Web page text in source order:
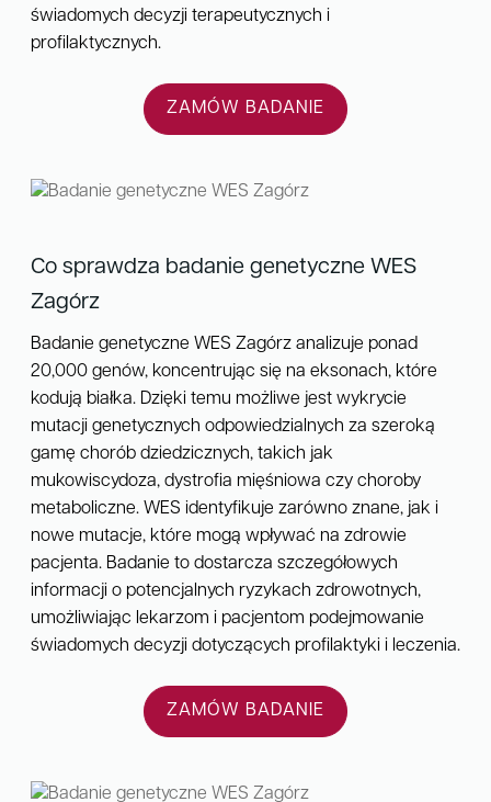
świadomych decyzji terapeutycznych i
profilaktycznych.
ZAMÓW BADANIE
Co sprawdza badanie genetyczne WES
Zagórz
Badanie genetyczne WES Zagórz analizuje ponad
20,000 genów, koncentrując się na eksonach, które
kodują białka. Dzięki temu możliwe jest wykrycie
mutacji genetycznych odpowiedzialnych za szeroką
gamę chorób dziedzicznych, takich jak
mukowiscydoza, dystrofia mięśniowa czy choroby
metaboliczne. WES identyfikuje zarówno znane, jak i
nowe mutacje, które mogą wpływać na zdrowie
pacjenta. Badanie to dostarcza szczegółowych
informacji o potencjalnych ryzykach zdrowotnych,
umożliwiając lekarzom i pacjentom podejmowanie
świadomych decyzji dotyczących profilaktyki i leczenia.
ZAMÓW BADANIE